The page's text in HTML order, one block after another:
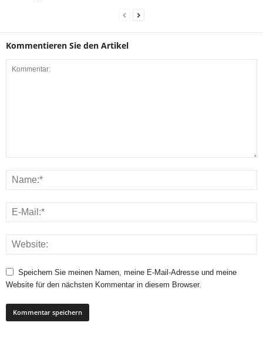
Kommentieren Sie den Artikel
Speichern Sie meinen Namen, meine E-Mail-Adresse und meine
Website für den nächsten Kommentar in diesem Browser.